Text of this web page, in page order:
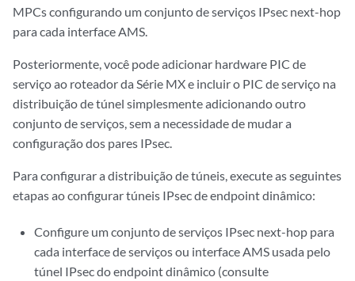
MPCs configurando um conjunto de serviços IPsec next-hop
para cada interface AMS.
Posteriormente, você pode adicionar hardware PIC de
serviço ao roteador da Série MX e incluir o PIC de serviço na
distribuição de túnel simplesmente adicionando outro
conjunto de serviços, sem a necessidade de mudar a
configuração dos pares IPsec.
Para configurar a distribuição de túneis, execute as seguintes
etapas ao configurar túneis IPsec de endpoint dinâmico:
Configure um conjunto de serviços IPsec next-hop para
cada interface de serviços ou interface AMS usada pelo
túnel IPsec do endpoint dinâmico (consulte